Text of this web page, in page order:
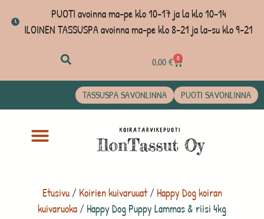
PUOTI avoinna ma-pe klo 10-17 ja la klo 10-14
ILOINEN TASSUSPA avoinna ma-pe klo 8-21 ja la-su klo 9-21
0,00€ 0
TASSUSPA SAVONLINNA PUOTI SAVONLINNA
Etusivu/Koirien kuivaruuat/ Happy Dog koiran
kuivaruoka / Happy Dog Puppy Lammas & riisi 4kg